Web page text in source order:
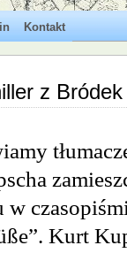
Kontakt
z Bródek
Kurt